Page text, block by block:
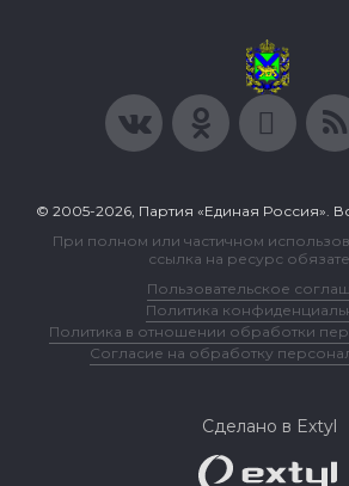
© 2005-2026, Партия «Единая Россия».
При полном или частичном
ссылка на ресурс
Пользовательское
Политика
Политика в отношении обработки
Согласие на обработку
Сделано в Extyl